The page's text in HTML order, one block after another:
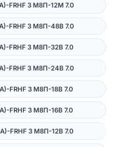
FRHF 3 M8П-12М 7.0
FRHF 3 M8П-48В 7.0
FRHF 3 M8П-32В 7.0
FRHF 3 M8П-24В 7.0
FRHF 3 M8П-18В 7.0
FRHF 3 M8П-16В 7.0
FRHF 3 M8П-12В 7.0